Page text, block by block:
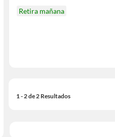
Retira mañana
1 - 2 de 2 Resultados